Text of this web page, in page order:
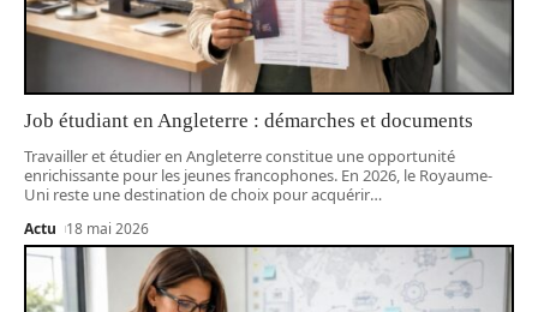
Job étudiant en Angleterre : démarches et documents
Travailler et étudier en Angleterre constitue une opportunité
enrichissante pour les jeunes francophones. En 2026, le Royaume-
Uni reste une destination de choix pour acquérir…
Actu 18 mai 2026